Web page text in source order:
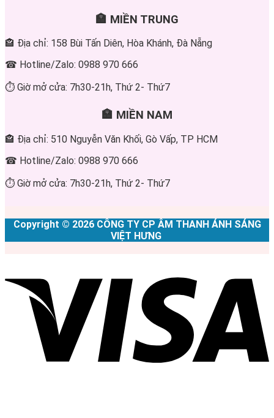
🏣 MIỀN TRUNG
🏤 Địa chỉ: 158 Bùi Tấn Diên, Hòa Khánh, Đà Nẵng
☎ Hotline/Zalo: 0988 970 666
⏱ Giờ mở cửa: 7h30-21h, Thứ 2- Thứ7
🏣 MIỀN NAM
🏤 Địa chỉ: 510 Nguyễn Văn Khối, Gò Vấp, TP HCM
☎ Hotline/Zalo: 0988 970 666
⏱ Giờ mở cửa: 7h30-21h, Thứ 2- Thứ7
Copyright © 2026 CÔNG TY CP ÂM THANH ÁNH SÁNG
VIỆT HƯNG